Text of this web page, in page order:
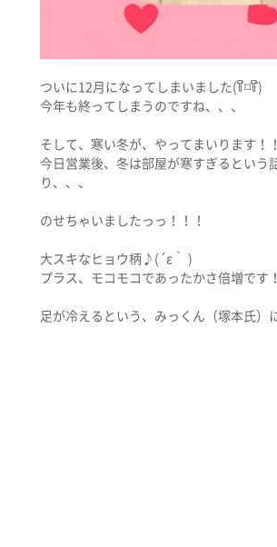
ついに12月になってしまいました(꒦ິ⌑꒦ີ)
今年も終ってしまうのですね、、、
そして、寒い冬が、やってまいります！！
今日営業後、冬は部屋が寒すぎるとい
り、、、
のせちゃいましたっっ！！！
大スキなヒョウ柄♪(´ε｀ )
プラス、モコモコであったかさ倍増です
足が冷えるという、みっくん（塚本氏）